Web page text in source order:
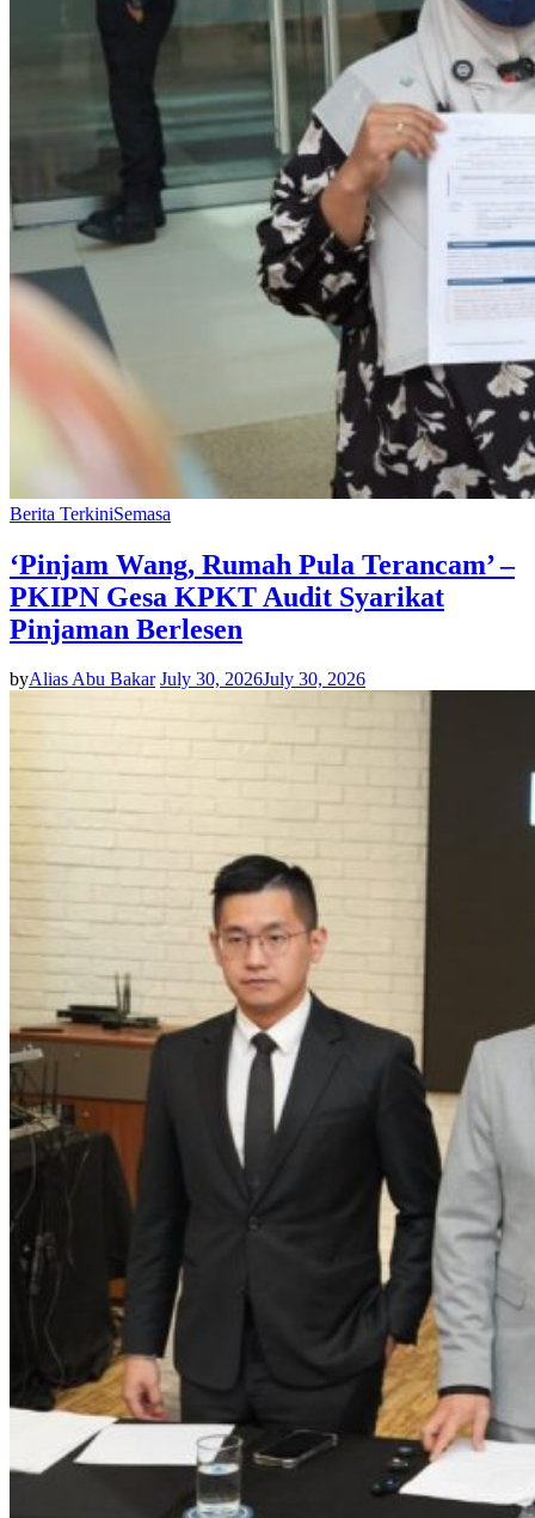
Berita TerkiniSemasa
‘Pinjam Wang, Rumah Pula Terancam’ –
PKIPN Gesa KPKT Audit Syarikat
Pinjaman Berlesen
byAlias Abu Bakar July 30, 2026July 30, 2026